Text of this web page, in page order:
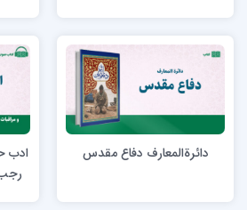
دائرةالمعارف دفاع مقدس
ادب